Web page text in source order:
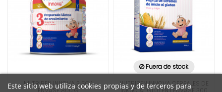
NUTRIBEN INNOVA 3 SC 1
Fuera de stock
NUTRIBEN INNOVA CEREALES DE
Este sitio web utiliza cookies propias y de terceros para